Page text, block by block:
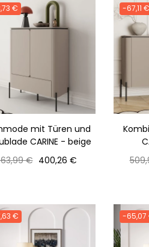
€
mit Türen und
CARINE - beige
€ Preis
400,26 €
-67,11 €
€ -65,07